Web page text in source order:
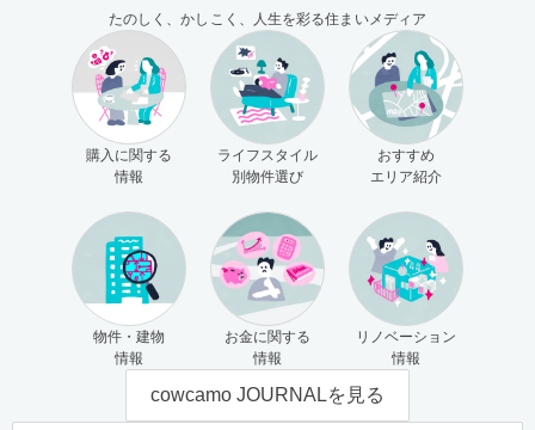
たのしく、かしこく、人生を彩る住まいメディア
購入に関する
情報
ライフスタイル
別物件選び
おすすめ
エリア紹介
物件・建物
情報
お金に関する
情報
リノベーション
情報
cowcamo JOURNALを見る